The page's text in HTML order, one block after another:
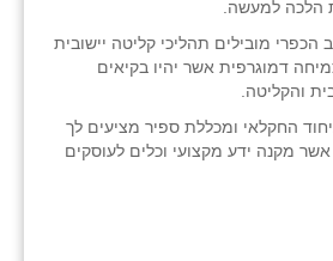
הלכה למעשה.
הכפרי מובילים תהליכי קליטה יישובית
דמוגרפית אשר יהיו בקיאים
והקליטה.
החקלאי ומכללת ספיר מציעים לך
מקנה ידע מקצועי וכלים לעוסקים